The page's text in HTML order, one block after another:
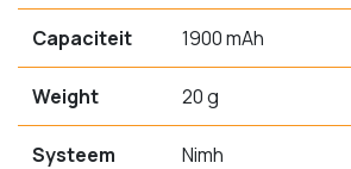
Capaciteit 1900 mAh
Weight 20 g
Systeem Nimh